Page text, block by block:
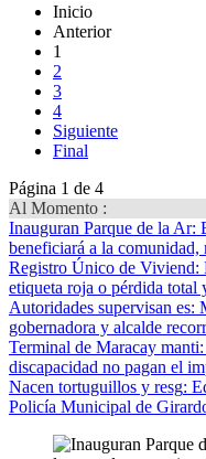
Inicio
Anterior
1
2
3
4
Siguiente
Final
Página 1 de 4
Al Momento :
Inauguran Parque de la Ar:
beneficiará a la comunidad,
Registro Único de Viviend:
etiqueta roja o pérdida total
Autoridades supervisan es:
gobernadora y alcalde
Terminal de Maracay manti
discapacidad no pagan el
Nacen tortuguillos y resg:
Policía Municipal de